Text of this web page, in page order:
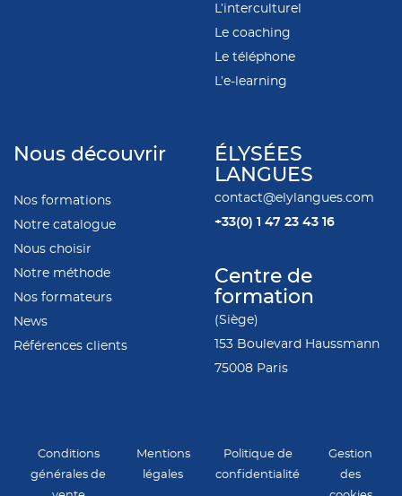
L’interculturel
Le coaching
Le téléphone
L’e-learning
Nous découvrir
Nos formations
Notre catalogue
Nous choisir
Notre méthode
Nos formateurs
News
Références clients
ÉLYSÉES
LANGUES
contact@elylangues.com
+33(0) 1 47 23 43 16
Centre de
formation
(Siège)
153 Boulevard Haussmann
75008 Paris
Conditions
générales de
Mentions
légales
Politique de
confidentialité
Gestion
des